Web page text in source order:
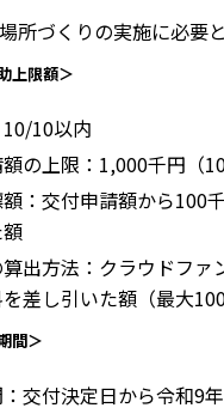
所づくりの実施に必要
上限額＞
10以内
の上限：1,000千円（
：交付申請額から100
出方法：クラウドファ
差し引いた額（最大100
間＞
交付決定日から令和9